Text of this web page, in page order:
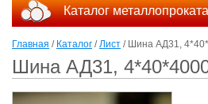
Каталог металлопроката
Главная / Каталог /Лист / Шина АД31,
Шина АД31,